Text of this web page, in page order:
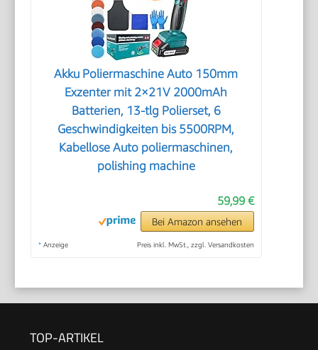
Akku Poliermaschine Auto 150mm
Exzenter mit 2×21V 2000mAh
Batterien, 13-tlg Polierset, 6
Geschwindigkeiten bis 5500RPM,
Kabellose Auto poliermaschinen,
polishing machine
59,99 €
Bei Amazon ansehen
* Anzeige Preis inkl. MwSt., zzgl. Versandkosten
TOP-ARTIKEL